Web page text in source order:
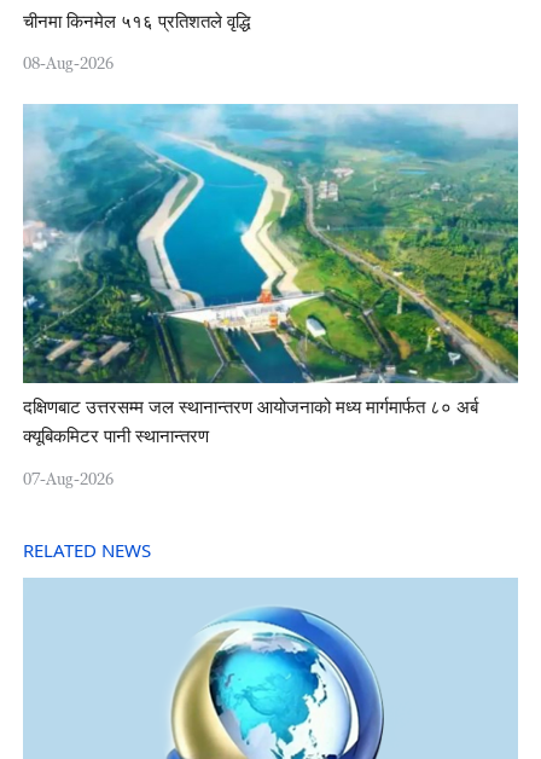
चीनमा किनमेल ५१६ प्रतिशतले वृद्धि
08-Aug-2026
दक्षिणबाट उत्तरसम्म जल स्थानान्तरण आयोजनाको मध्य मार्गमार्फत ८० अर्ब
क्यूबिकमिटर पानी स्थानान्तरण
07-Aug-2026
RELATED NEWS